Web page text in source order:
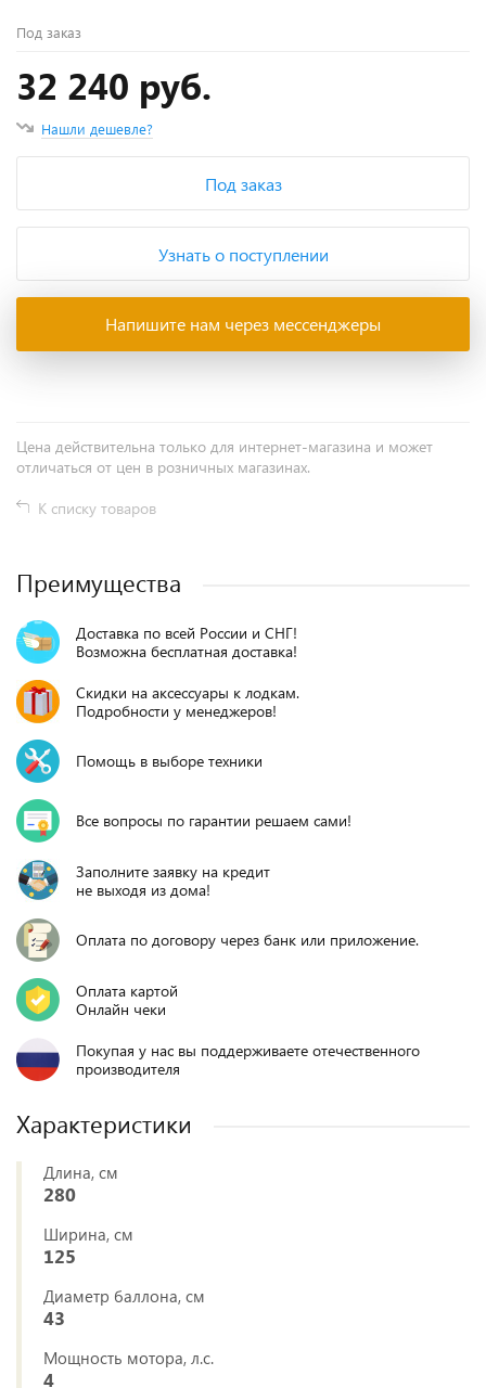
Под заказ
32 240 руб.
Нашли дешевле?
Под заказ
Узнать о поступлении
Напишите нам через мессенджеры
Цена действительна только для интернет-магазина и может
отличаться от цен в розничных магазинах.
К списку товаров
Преимущества
Доставка по всей России и СНГ!
Возможна бесплатная доставка!
Скидки на аксессуары к лодкам.
Подробности у менеджеров!
Помощь в выборе техники
Все вопросы по гарантии решаем сами!
Заполните заявку на кредит
не выходя из дома!
Оплата по договору через банк или приложение.
Оплата картой
Онлайн чеки
Покупая у нас вы поддерживаете отечественного
производителя
Характеристики
Длина, см
280
Ширина, см
125
Диаметр баллона, см
43
Мощность мотора, л.с.
4